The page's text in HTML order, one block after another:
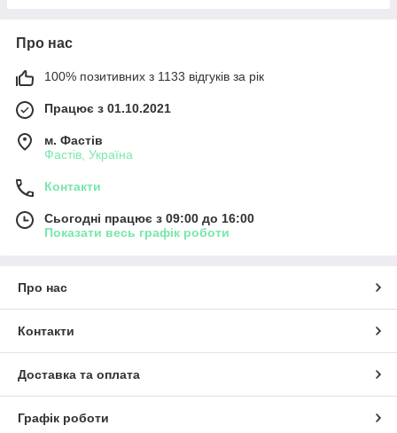
Про нас
100% позитивних з 1133 відгуків за рік
Працює з 01.10.2021
м. Фастів
Фастів, Україна
Контакти
Сьогодні працює з 09:00 до 16:00
Показати весь графік роботи
Про нас
Контакти
Доставка та оплата
Графік роботи